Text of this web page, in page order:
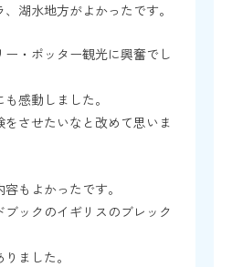
湖水地方がよかったです。
・ポッター観光に興奮でし
感動しました。
させたいなと改めて思いま
もよかったです。
ックのイギリスのブレック
ました。